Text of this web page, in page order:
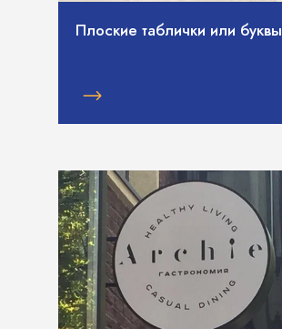
Плоские таблички или буквы